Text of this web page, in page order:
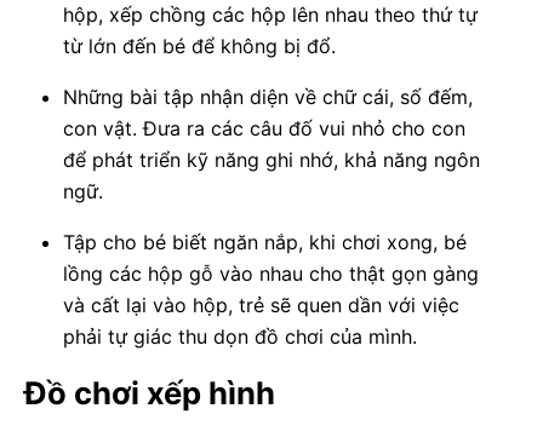
hộp, xếp chồng các hộp lên nhau theo thứ tự
từ lớn đến bé để không bị đổ.
Những bài tập nhận diện về chữ cái, số đếm,
con vật. Đưa ra các câu đố vui nhỏ cho con
để phát triển kỹ năng ghi nhớ, khả năng ngôn
ngữ.
Tập cho bé biết ngăn nắp, khi chơi xong, bé
lồng các hộp gỗ vào nhau cho thật gọn gàng
và cất lại vào hộp, trẻ sẽ quen dần với việc
phải tự giác thu dọn đồ chơi của mình.
Đồ chơi xếp hình